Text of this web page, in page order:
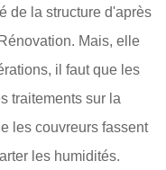
de la structure d'après
Mais, elle
il faut que les
traitements sur la
les couvreurs fassent
les humidités.